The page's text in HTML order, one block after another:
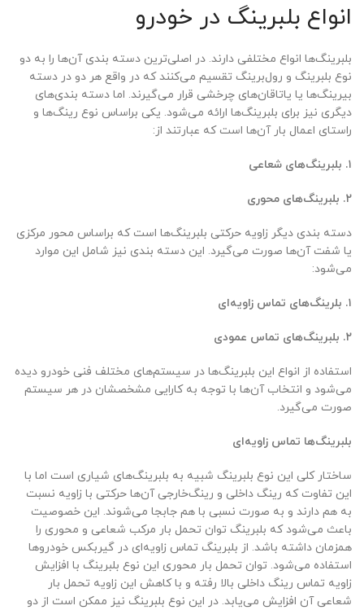
انواع بلبرینگ در خودرو
بلبرینگ‌ها انواع مختلفی دارند. در اصلی‌ترین دسته بندی آن‌ها را به دو
نوع بلبرینگ و رول‌برینگ تقسیم می‌کنند که در واقع هر دو در دسته
بیرینگ‌ها یا یاتاقان‌های چرخشی قرار می‌گیرند. اما دسته بندی‌های
دیگری نیز برای بلبرینگ‌ها ارائه می‌شود. یکی براساس نوع رینگ‌ها و
راستای اعمال بار آن‌ها است که عبارتند از:
۱. بلبرینگ‌های شعاعی
۲. بلبرینگ‌های محوری
دسته بندی دیگر زاویه حرکتی بلبرینگ‌ها است که براساس محور مرکزی
یا شفت آن‌ها صورت می‌گیرد. این دسته بندی نیز شامل این موارد
می‌شود:
۱. بلرینگ‌های تماس زاویه‌ای
۲. بلبرینگ‌های تماس عمودی
استفاده از انواع این بلبرینگ‌ها در سیستم‌های مختلف فنی خودرو دیده
می‌شود و انتخاب آن‌ها با توجه به کارایی مشخصشان در هر سیستم
صورت می‌گیرد.
بلبرینگ‌ها تماس زاویه‌ای
ساختار کلی این نوع بلبرینگ شبیه به بلبرینگ‌های شیاری است اما با
این تفاوت که رینگ داخلی و رینگ‌خارجی آن‌ها حرکتی با زاویه نسبت
به هم دارند و به صورت نسبی با هم جابجا می‌شوند. این خصوصیت
باعث می‌شود که بلبرینگ توان تحمل بار مرکب شعاعی و محوری را
همزمان داشته باشد. از بلبرینگ تماس زاویه‌ای در گیربکس خودروها
استفاده می‌شود. توان تحمل بار محوری این نوع بلبرینگ با افزایش
زاویه تماس رینگ داخلی بالا رفته و با کاهش این زاویه تحمل بار
شعاعی آن افزایش می‌یابد. در این نوع بلبرینگ نیز ممکن است از دو